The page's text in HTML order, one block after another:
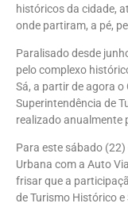
históricos da cidade,
onde partiram, a pé,
Paralisado desde
pelo complexo
Sá, a partir de agora
Superintendência de
realizado anualmente
Para este sábado
Urbana com a Auto
frisar que a
de Turismo Histórico